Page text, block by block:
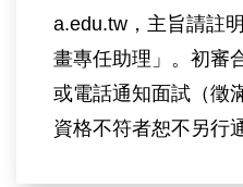
a.edu.tw，主旨請註
畫專任助理」。初審
或電話通知面試（徵
資格不符者恕不另行